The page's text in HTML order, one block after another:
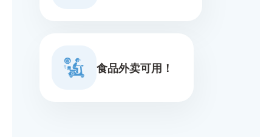
食品外卖可用！